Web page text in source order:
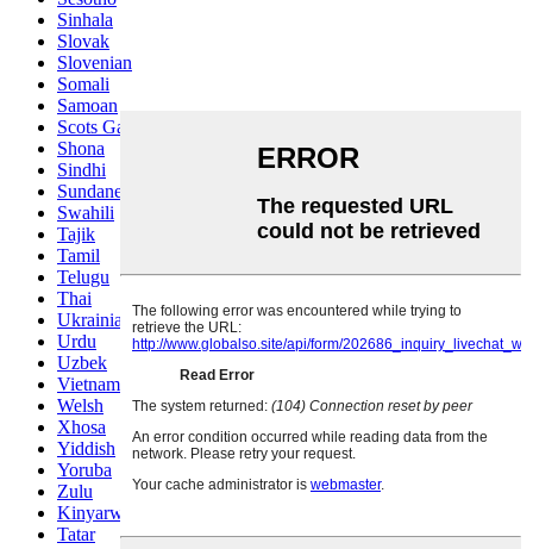
Sinhala
Slovak
Slovenian
Somali
Samoan
Scots Gaelic
Shona
Sindhi
Sundanese
Swahili
Tajik
Tamil
Telugu
Thai
Ukrainian
Urdu
Uzbek
Vietnamese
Welsh
Xhosa
Yiddish
Yoruba
Zulu
Kinyarwanda
Tatar